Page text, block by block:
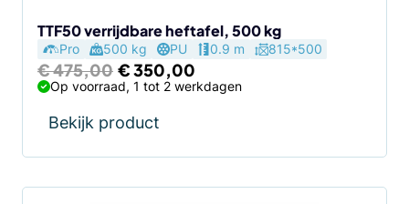
TTF50 verrijdbare heftafel, 500 kg
Pro 500 kg PU 0.9 m 815*500
€475,00 Oorspronkelijke
prijs
was:
€ 475,00.
€350,00
prijs
Op voorraad, 1 tot 2 werkdagen
Bekijk product